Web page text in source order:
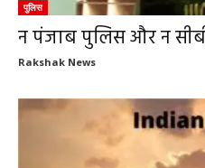
पुलिस
न पंजाब पुलिस और न
Rakshak News